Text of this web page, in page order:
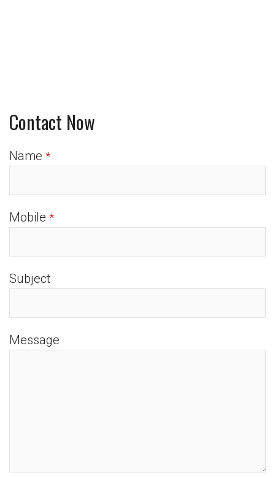
Contact Now
Name *
Mobile *
Subject
Message